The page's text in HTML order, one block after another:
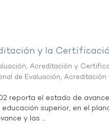
y la
Acreditación y
de Evaluación,
reporta el estado de
superior, en el
y las ...